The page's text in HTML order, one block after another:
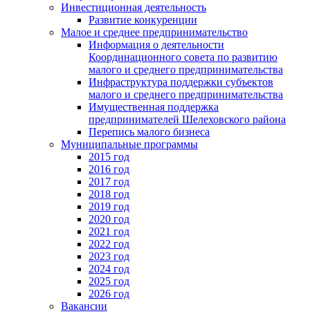
Инвестиционная деятельность
Развитие конкуренции
Малое и среднее предпринимательство
Информация о деятельности
Координационного совета по развитию
малого и среднего предпринимательства
Инфраструктура поддержки субъектов
малого и среднего предпринимательства
Имущественная поддержка
предпринимателей Шелеховского района
Перепись малого бизнеса
Муниципальные программы
2015 год
2016 год
2017 год
2018 год
2019 год
2020 год
2021 год
2022 год
2023 год
2024 год
2025 год
2026 год
Вакансии